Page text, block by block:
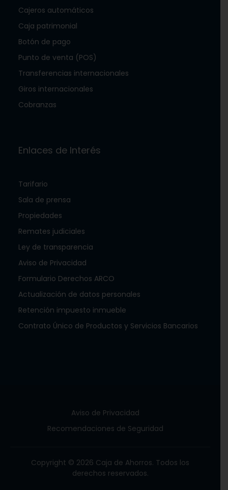
Cajeros automáticos
Caja patrimonial
Botón de pago
Punto de venta (POS)
Transferencias internacionales
Giros internacionales
Cobranzas
Enlaces de Interés
Tarifario
Sala de prensa
Propiedades
Remates judiciales
Ley de transparencia
Aviso de Privacidad
Formulario Derechos ARCO
Actualización de datos personales
Retención impuesto inmueble
Contrato Único de Productos y Servicios Bancarios
Aviso de Privacidad
Recomendaciones de Seguridad
Copyright © 2026 Caja de Ahorros. Todos los
derechos reservados.